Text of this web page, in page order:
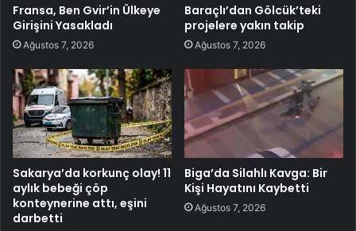
Fransa, Ben Gvir’in Ülkeye
Girişini Yasakladı
Ağustos 7, 2026
Baraçlı’dan Gölcük’teki
projelere yakın takip
Ağustos 7, 2026
Sakarya’da korkunç olay! 11
aylık bebeği çöp
konteynerine attı, eşini
darbetti
Biga’da Silahlı Kavga: Bir
Kişi Hayatını Kaybetti
Ağustos 7, 2026